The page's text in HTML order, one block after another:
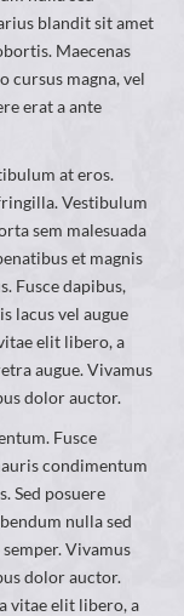
blandit sit amet
Maecenas
cursus magna, vel
erat a ante
at eros.
Vestibulum
sem malesuada
et magnis
Fusce dapibus,
lacus vel augue
elit libero, a
augue. Vivamus
dolor auctor.
Fusce
condimentum
Sed posuere
nulla sed
Vivamus
dolor auctor.
vitae elit libero, a